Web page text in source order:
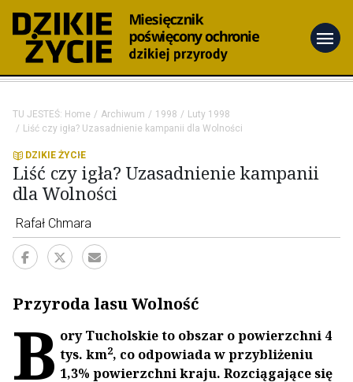
menu
TU JESTEŚ: Home Archiwum 1998
Luty 1998
Liść czy igła? Uzasadnienie kampanii dla Wolności
DZIKIE ŻYCIE
Liść czy igła? Uzasadnienie kampanii
dla Wolności
Rafał Chmara
Przyroda lasu Wolność
B ory Tucholskie to obszar o powierzchni 4
tys. km2, co odpowiada w przybliżeniu
1,3% powierzchni kraju. Rozciągające się